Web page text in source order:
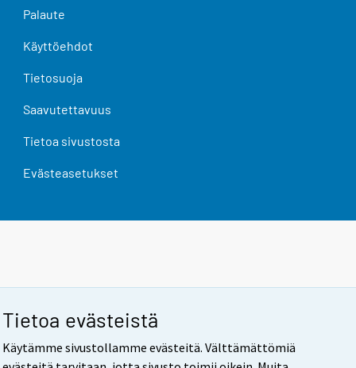
Tietoa evästeistä
Käytämme sivustollamme evästeitä. Välttämättömiä
Palaute
Käyttöehdot
Tietosuoja
Saavutettavuus
Tietoa sivustosta
Evästeasetukset